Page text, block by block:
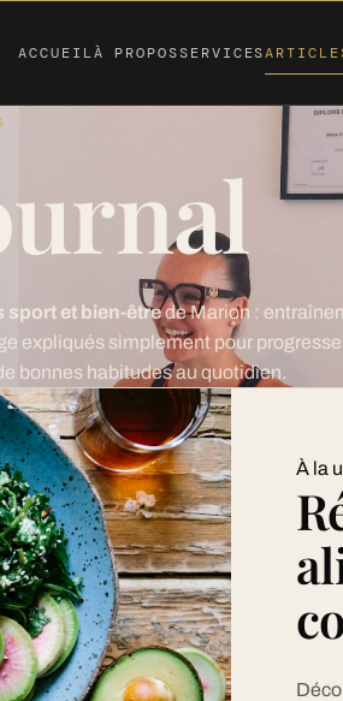
ACCUEILÀ PROPOSSERVICES
sport et bien-êtrede Marion :
expliqués simplement pour
bonnes habitudes au quotidien.
À la